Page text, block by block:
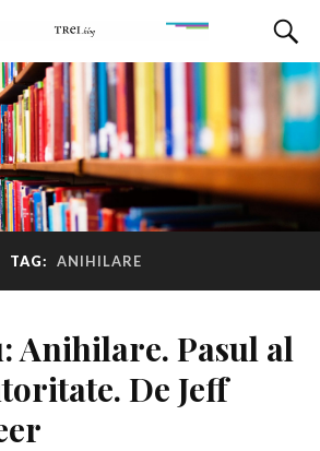
TAG: ANIHILARE
Anihilare. Pasul al
De Jeff